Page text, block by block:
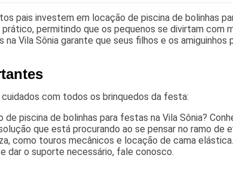
pais investem em locação de piscina de bolinhas
permitindo que os pequenos se divirtam com
na Vila Sônia garante que seus filhos e os
com todos os brinquedos da festa:
de piscina de bolinhas para festas na Vila Sônia?
que está procurando ao se pensar no ramo de
como touros mecânicos e locação de cama
dar o suporte necessário, fale conosco.